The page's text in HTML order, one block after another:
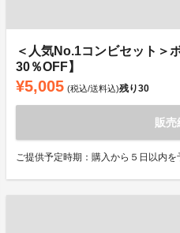
＜人気No.1コンビセット＞
30％OFF】
¥5,005 (税込/送料込)残り30
販売
ご提供予定時期：購入から５日以内を